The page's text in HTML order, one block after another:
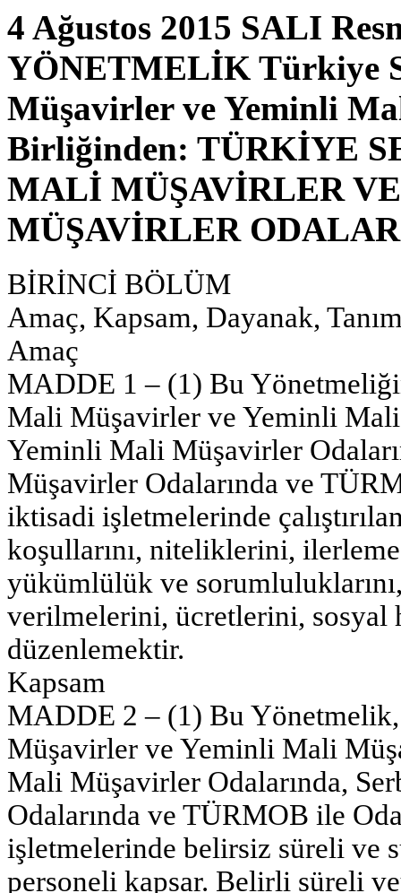
4 Ağustos 2015 SALI
YÖNETMELİK Türkiye
Müşavirler ve Yeminli
Birliğinden: TÜRKİYE
MALİ MÜŞAVİRLER
MÜŞAVİRLER
BİRİNCİ BÖLÜM
Amaç, Kapsam, Dayanak,
Amaç
MADDE 1 – (1) Bu
Mali Müşavirler ve Yeminli
Yeminli Mali Müşavirler
Müşavirler Odalarında ve
iktisadi işletmelerinde
koşullarını, niteliklerini,
yükümlülük ve
verilmelerini, ücretlerini, sosyal
düzenlemektir.
Kapsam
MADDE 2 – (1) Bu
Müşavirler ve Yeminli Mali
Mali Müşavirler Odalarında,
Odalarında ve TÜRMOB ile
işletmelerinde belirsiz süreli ve
personeli kapsar. Belirli süreli